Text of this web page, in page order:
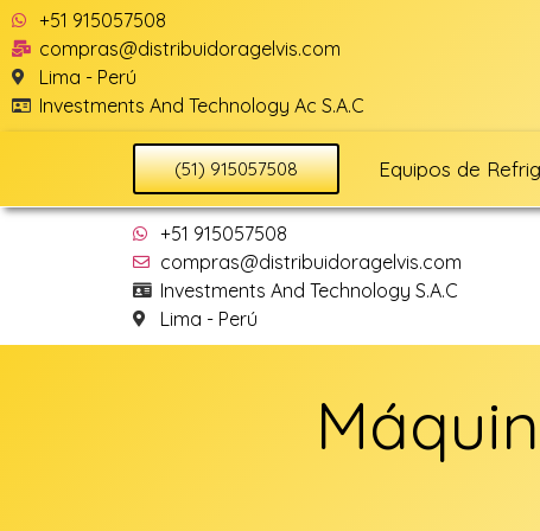
+51 915057508
compras@distribuidoragelvis.com
Lima - Perú
Investments And Technology Ac S.A.C
(51) 915057508 Equipos de
+51 915057508
compras@distribuidoragelvis.com
Investments And Technology S.A.C
Lima - Perú